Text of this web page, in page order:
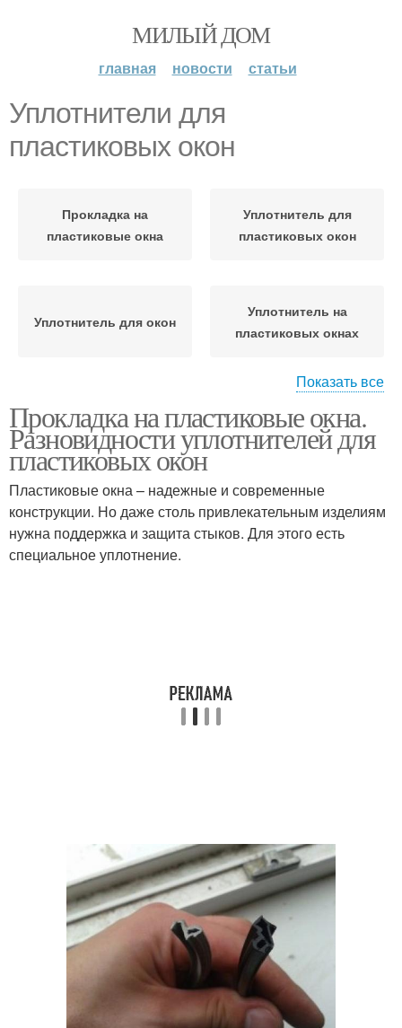
МИЛЫЙ ДОМ
главная новости статьи
Уплотнители для
пластиковых окон
Прокладка на
пластиковые окна
Уплотнитель для
пластиковых окон
Уплотнитель для окон
Уплотнитель на
пластиковых окнах
Пластиковые окна
Показать все
Прокладка на пластиковые окна.
Разновидности уплотнителей для
пластиковых окон
Пластиковые окна – надежные и современные
конструкции. Но даже столь привлекательным изделиям
нужна поддержка и защита стыков. Для этого есть
специальное уплотнение.